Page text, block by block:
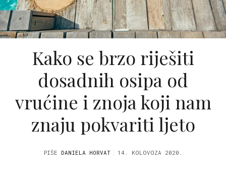
Kako se brzo riješiti
dosadnih osipa od
vrućine i znoja koji nam
znaju pokvariti ljeto
PIŠE DANIELA HORVAT 14. KOLOVOZA 2020.